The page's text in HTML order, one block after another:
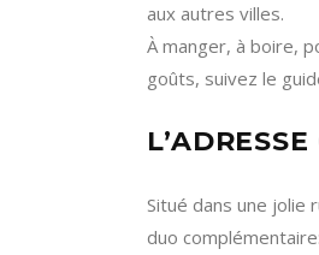
aux autres villes.
À manger, à boire,
goûts, suivez le
Situé dans une jolie
duo